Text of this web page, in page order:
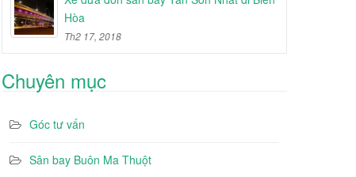
Hòa
Th2 17, 2018
Chuyên mục
Góc tư vấn
Sân bay Buôn Ma Thuột